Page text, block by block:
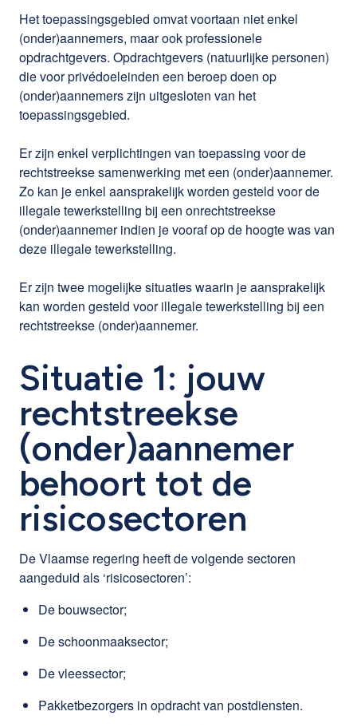
Het toepassingsgebied omvat voortaan niet enkel
(onder)aannemers, maar ook professionele
opdrachtgevers. Opdrachtgevers (natuurlijke personen)
die voor privédoeleinden een beroep doen op
(onder)aannemers zijn uitgesloten van het
toepassingsgebied.
Er zijn enkel verplichtingen van toepassing voor de
rechtstreekse samenwerking met een (onder)aannemer.
Zo kan je enkel aansprakelijk worden gesteld voor de
illegale tewerkstelling bij een onrechtstreekse
(onder)aannemer indien je vooraf op de hoogte was van
deze illegale tewerkstelling.
Er zijn twee mogelijke situaties waarin je aansprakelijk
kan worden gesteld voor illegale tewerkstelling bij een
rechtstreekse (onder)aannemer.
Situatie 1: jouw
rechtstreekse
(onder)aannemer
behoort tot de
risicosectoren
De Vlaamse regering heeft de volgende sectoren
aangeduid als ‘risicosectoren’:
De bouwsector;
De schoonmaaksector;
De vleessector;
Pakketbezorgers in opdracht van postdiensten.